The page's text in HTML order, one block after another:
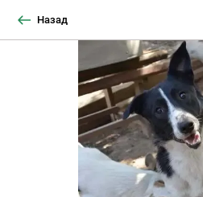
Назад